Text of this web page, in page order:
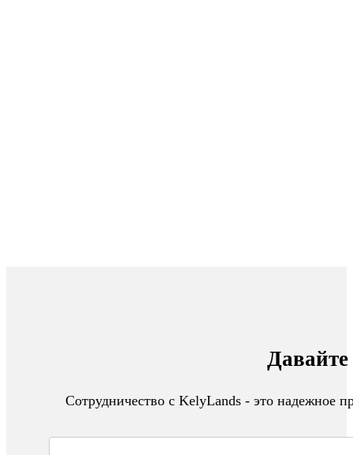
Сотрудничество с KelyLands - это надежное